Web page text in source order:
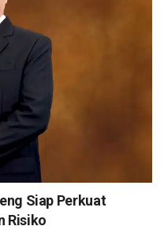
Siap Perkuat
Risiko